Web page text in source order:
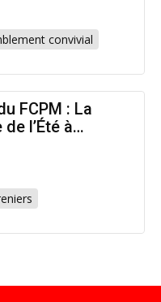
convivial
FCPM : La
l’Été à